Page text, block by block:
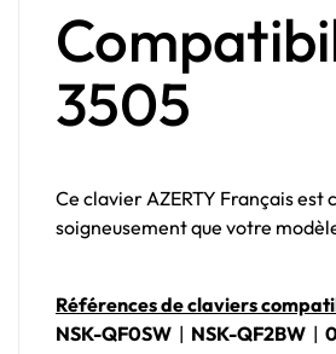
3505
Ce clavier AZERTY Français
soigneusement que votre
Références de claviers
NSK-QF0SW | NSK-QF2BW |